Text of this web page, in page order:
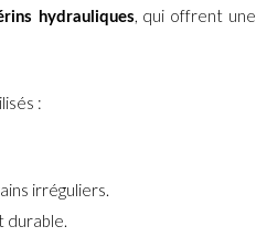
hydrauliques, qui offrent une
:
irréguliers.
durable.